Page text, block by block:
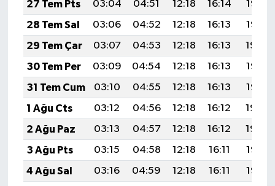
27 Tem Pts
03:04 04:51 12:18 16:14
19:35
28 Tem Sal
03:06 04:52 12:18 16:13
19:35
29 Tem Çar
03:07 04:53 12:18 16:13
19:34
30 Tem Per
03:09 04:54 12:18 16:13
19:33
31 Tem Cum
03:10 04:55 12:18 16:13
19:32
1 Ağu Cts
03:12 04:56 12:18 16:12
19:30
2 Ağu Paz
03:13 04:57 12:18 16:12
19:29
3 Ağu Pts
03:15 04:58 12:18 16:11
19:28
4 Ağu Sal
03:16 04:59 12:18 16:11
19:27